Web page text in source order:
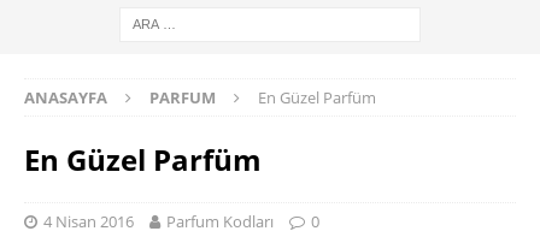
ANASAYFA PARFUM En Güzel Parfüm
En Güzel Parfüm
4 Nisan 2016 Parfum Kodları 0